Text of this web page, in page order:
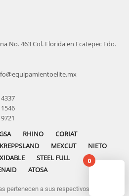
No. 463 Col. Florida en Ecatepec Edo.
RHINO
CORIAT
KREPPSLAND MEXCUT
NIETO
STEEL FULL
ATOSA
pertenecen a sus respectivos dueños
0